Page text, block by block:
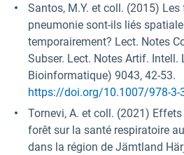
Santos, M.Y. et coll. (2015)
pneumonie sont-ils liés
temporairement? Lect. Notes
Subser. Lect. Notes Artif. Intell.
Bioinformatique) 9043, 42-53.
https://doi.org/10.1007/978-3-
Tornevi, A. et coll. (2021)
forêt sur la santé respiratoire
dans la région de Jämtland